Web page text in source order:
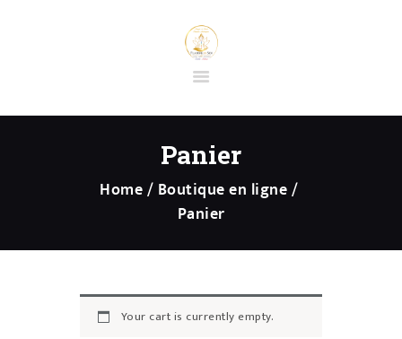
Panier
Home Boutique en ligne
Panier
ACCUEIL
BOUTIQUE EN
PRESTATIONS
PRÉPARATION
SÉANCE
SPIRITUELLE
CONTACT
Your cart is currently empty.